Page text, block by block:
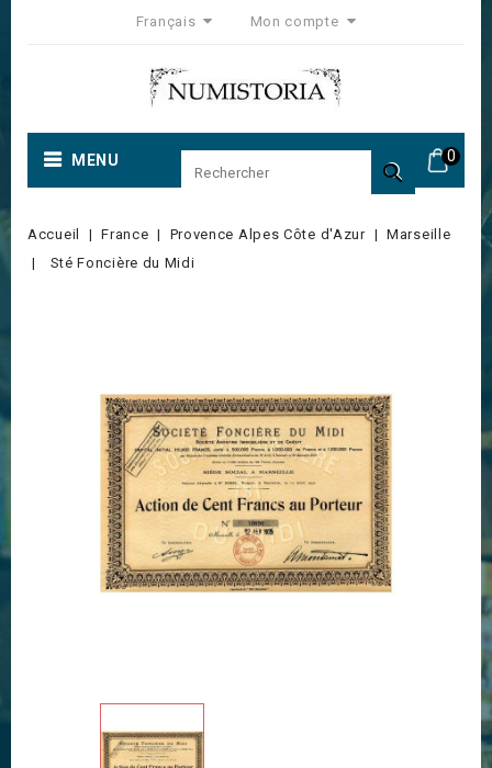
Français Mon compte
0
MENU 
Accueil France Provence Alpes Côte d'Azur
Marseille
Sté Foncière du Midi